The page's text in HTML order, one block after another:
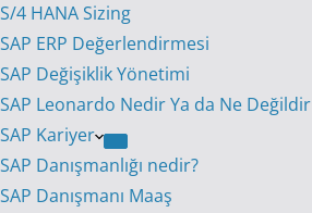
S/4 HANA Sizing
SAP ERP Değerlendirmesi
SAP Değişiklik Yönetimi
SAP Leonardo Nedir Ya da Ne Değildir
SAP Kariyer
SAP Danışmanlığı nedir?
SAP Danışmanı Maaş